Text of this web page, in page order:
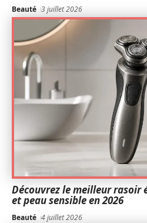
Beauté 3 juillet 2026
Découvrez le meilleur rasoir
et peau sensible en 2026
Beauté 4 juillet 2026